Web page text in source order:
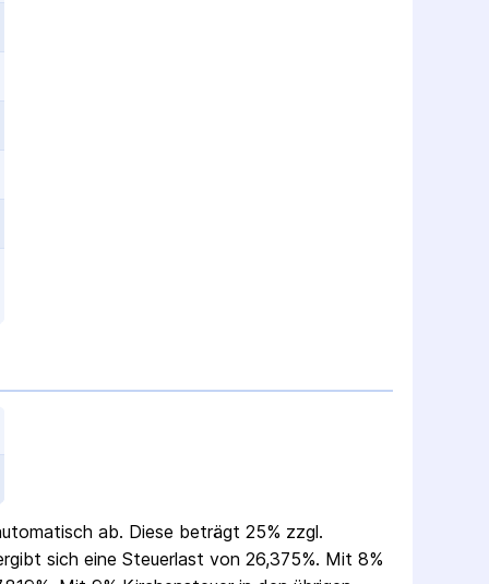
ab. Diese beträgt 25% zzgl.
sich eine Steuerlast von 26,375%. Mit 8%